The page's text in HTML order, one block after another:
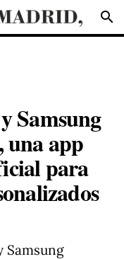
search
Samsung
una app
para
Samsung